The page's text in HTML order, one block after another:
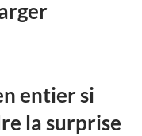
entier si
la surprise